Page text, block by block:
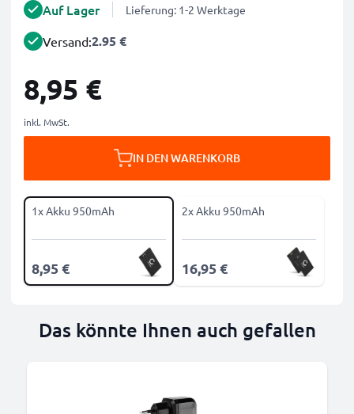
Auf Lager Lieferung: 1-2 Werktage
Versand:2.95 €
8,95 €
inkl. MwSt.
IN DEN WARENKORB
1x Akku 950mAh
8,95 €
2x Akku 950mAh
16,95 €
Das könnte Ihnen auch gefallen